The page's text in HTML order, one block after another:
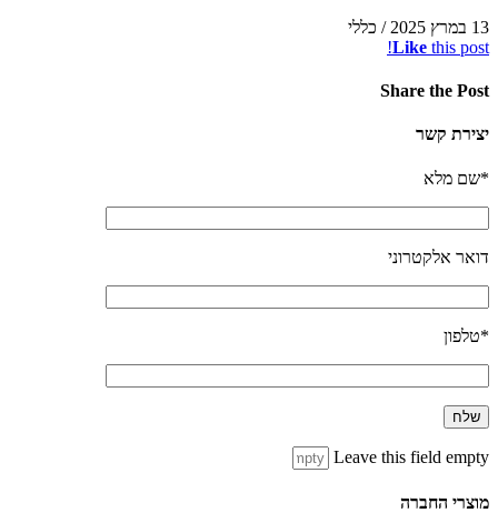
13 במרץ 2025
/ כללי
Like this post!
Share the Post
יצירת קשר
*שם מלא
דואר אלקטרוני
*טלפון
Leave this field empty
מוצרי החברה